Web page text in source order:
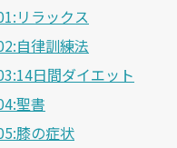
リラックス
自律訓練法
日間ダイエット
聖書
膝の症状